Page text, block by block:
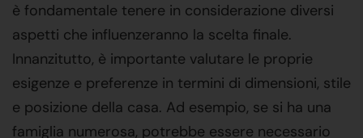
è fondamentale tenere in considerazione diversi
aspetti che influenzeranno la scelta finale.
Innanzitutto, è importante valutare le proprie
esigenze e preferenze in termini di dimensioni, stile
e posizione della casa. Ad esempio, se si ha una
famiglia numerosa, potrebbe essere necessario